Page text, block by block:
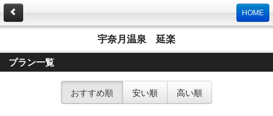
HOME
宇奈月温泉 延楽
プラン一覧
おすすめ順 安い順 高い順